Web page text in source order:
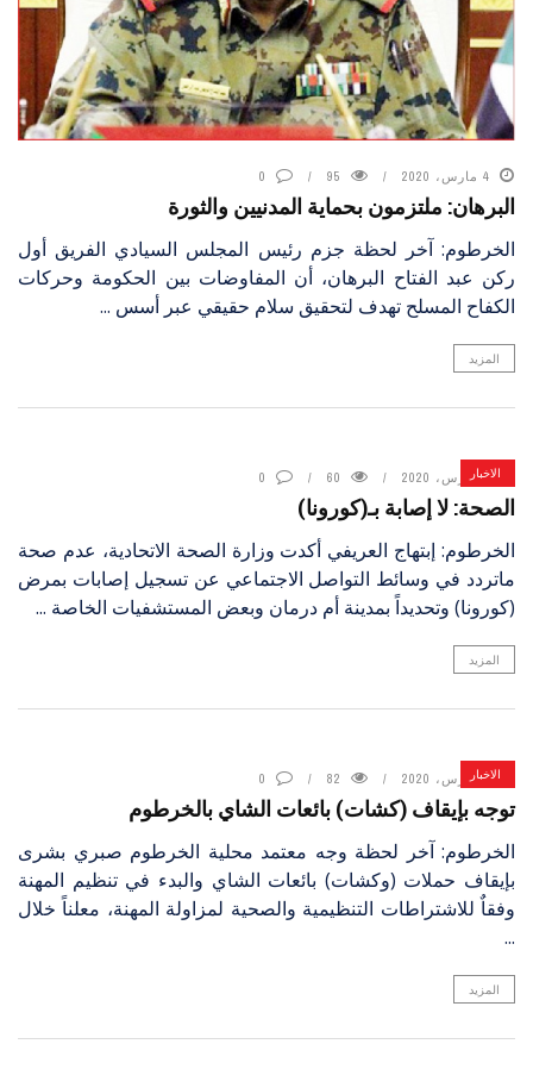
4 مارس، 2020 95
0
البرهان: ملتزمون بحماية المدنيين والثورة
الخرطوم: آخر لحظة جزم رئيس المجلس السيادي الفريق أول
ركن عبد الفتاح البرهان، أن المفاوضات بين الحكومة وحركات
الكفاح المسلح تهدف لتحقيق سلام حقيقي عبر أسس ...
المزيد
الاخبار
4 مارس، 2020 60
0
الصحة: لا إصابة بـ(كورونا)
الخرطوم: إبتهاج العريفي أكدت وزارة الصحة الاتحادية، عدم صحة
ماتردد في وسائط التواصل الاجتماعي عن تسجيل إصابات بمرض
(كورونا) وتحديداً بمدينة أم درمان وبعض المستشفيات الخاصة ...
المزيد
الاخبار
4 مارس، 2020 82
0
توجه بإيقاف (كشات) بائعات الشاي بالخرطوم
الخرطوم: آخر لحظة وجه معتمد محلية الخرطوم صبري بشرى
بإيقاف حملات (وكشات) بائعات الشاي والبدء في تنظيم المهنة
وفقاٌ للاشتراطات التنظيمية والصحية لمزاولة المهنة، معلناً خلال
...
المزيد